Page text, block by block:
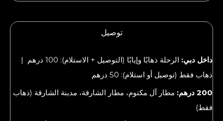
توصيل
داخل دبي:
الرحلة ذهابًا وإيابًا (التوصيل + الاستلام): 100 درهم |
ذهاب فقط (توصيل أو استلام): 50 درهم
200 درهم:
مطار آل مكتوم، مطار الشارقة، مدينة الشارقة (ذهاب
فقط)